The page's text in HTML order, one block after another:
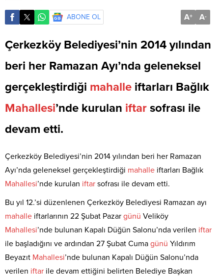
ABONE OL A+ A-
Çerkezköy Belediyesi’nin 2014 yılından
beri her Ramazan Ayı’nda geleneksel
gerçekleştirdiği mahalle iftarları Bağlık
Mahallesi’nde kurulan iftar sofrası ile
devam etti.
Çerkezköy Belediyesi’nin 2014 yılından beri her Ramazan
Ayı’nda geleneksel gerçekleştirdiği mahalle iftarları Bağlık
Mahallesi’nde kurulan iftar sofrası ile devam etti.
Bu yıl 12.’si düzenlenen Çerkezköy Belediyesi Ramazan ayı
mahalle iftarlarının 22 Şubat Pazar günü Veliköy
Mahallesi’nde bulunan Kapalı Düğün Salonu’nda verilen iftar
ile başladığını ve ardından 27 Şubat Cuma günü Yıldırım
Beyazıt Mahallesi’nde bulunan Kapalı Düğün Salonu’nda
verilen iftar ile devam ettiğini belirten Belediye Başkan